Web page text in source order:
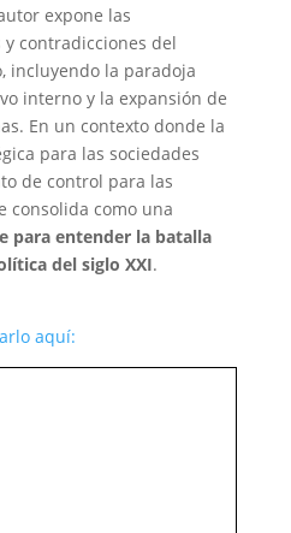
expone las
contradicciones del
incluyendo la paradoja
interno y la expansión de
En un contexto donde la
para las sociedades
de control para las
consolida como una
para entender la batalla
del siglo XXI.
aquí: